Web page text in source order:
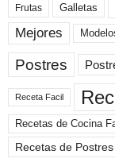
Frutas Galletas
Mejores
Postres
Receta Facil
Recetas de Cocina
Recetas de Postres